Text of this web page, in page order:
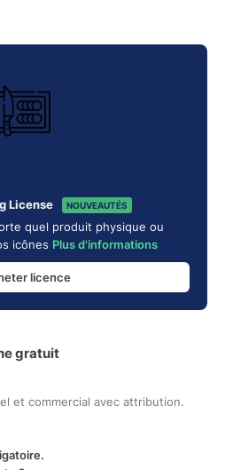
License NOUVEAUTÉS
quel produit physique ou
icônes Plus d'informations
licence
gratuit
et commercial avec attribution.